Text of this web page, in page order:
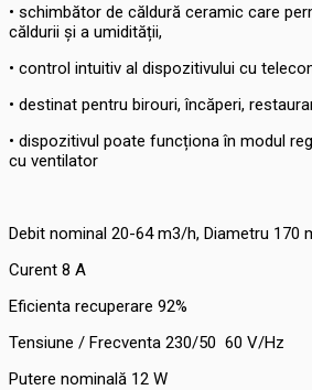
• schimbător de căldură ceramic care
căldurii și a umidității,
• control intuitiv al dispozitivului cu
• destinat pentru birouri, încăperi,
• dispozitivul poate funcționa în modul
cu ventilator
Debit nominal 20-64 m3/h, Diametru 170
Curent 8 A
Eficienta recuperare 92%
Tensiune / Frecventa 230/50 60 V/Hz
Putere nominală 12 W